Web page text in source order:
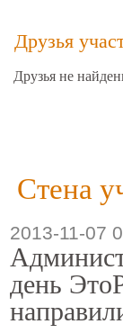
Друзья
Друзья не
Стена
2013-11-07
день